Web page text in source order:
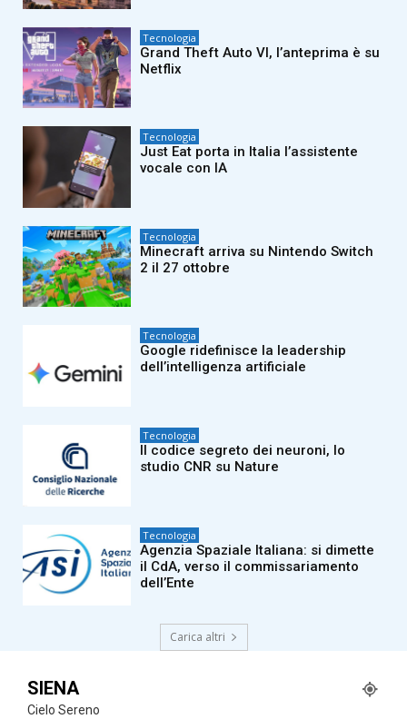
Tecnologia
Grand Theft Auto VI, l’anteprima è su
Netflix
Tecnologia
Just Eat porta in Italia l’assistente
vocale con IA
Tecnologia
Minecraft arriva su Nintendo Switch
2 il 27 ottobre
Tecnologia
Google ridefinisce la leadership
dell’intelligenza artificiale
Tecnologia
Il codice segreto dei neuroni, lo
studio CNR su Nature
Tecnologia
Agenzia Spaziale Italiana: si dimette
il CdA, verso il commissariamento
dell’Ente
Carica altri
SIENA
Cielo Sereno